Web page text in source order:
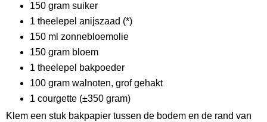
150 gram suiker
1 theelepel anijszaad (*)
150 ml zonnebloemolie
150 gram bloem
1 theelepel bakpoeder
100 gram walnoten, grof gehakt
1 courgette (±350 gram)
Klem een stuk bakpapier tussen de bodem en de rand van